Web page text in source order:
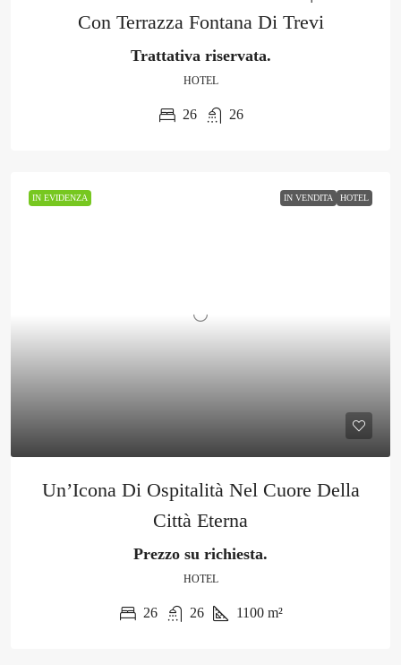
Con Terrazza Fontana Di Trevi
Trattativa riservata.
HOTEL
26 26
IN EVIDENZA IN VENDITA HOTEL
Un’Icona Di Ospitalità Nel Cuore Della
Città Eterna
Prezzo su richiesta.
HOTEL
26 26 1100 m²